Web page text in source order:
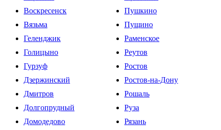
Воскресенск
Вязьма
Геленджик
Голицыно
Гурзуф
Дзержинский
Дмитров
Долгопрудный
Домодедово
Пушкино
Пущино
Раменское
Реутов
Ростов
Ростов-на-Дону
Рошаль
Руза
Рязань